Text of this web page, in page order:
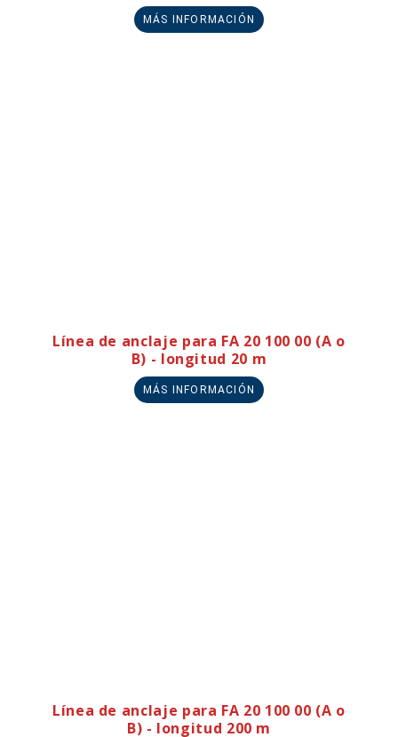
MÁS INFORMACIÓN
Línea de anclaje para FA 20 100 00 (A o
B) - longitud 20 m
MÁS INFORMACIÓN
Línea de anclaje para FA 20 100 00 (A o
B) - longitud 200 m